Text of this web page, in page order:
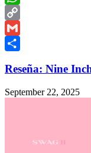
WhatsApp
Copy
Link
Gmail
Reseña: Nine
September 22, 2025